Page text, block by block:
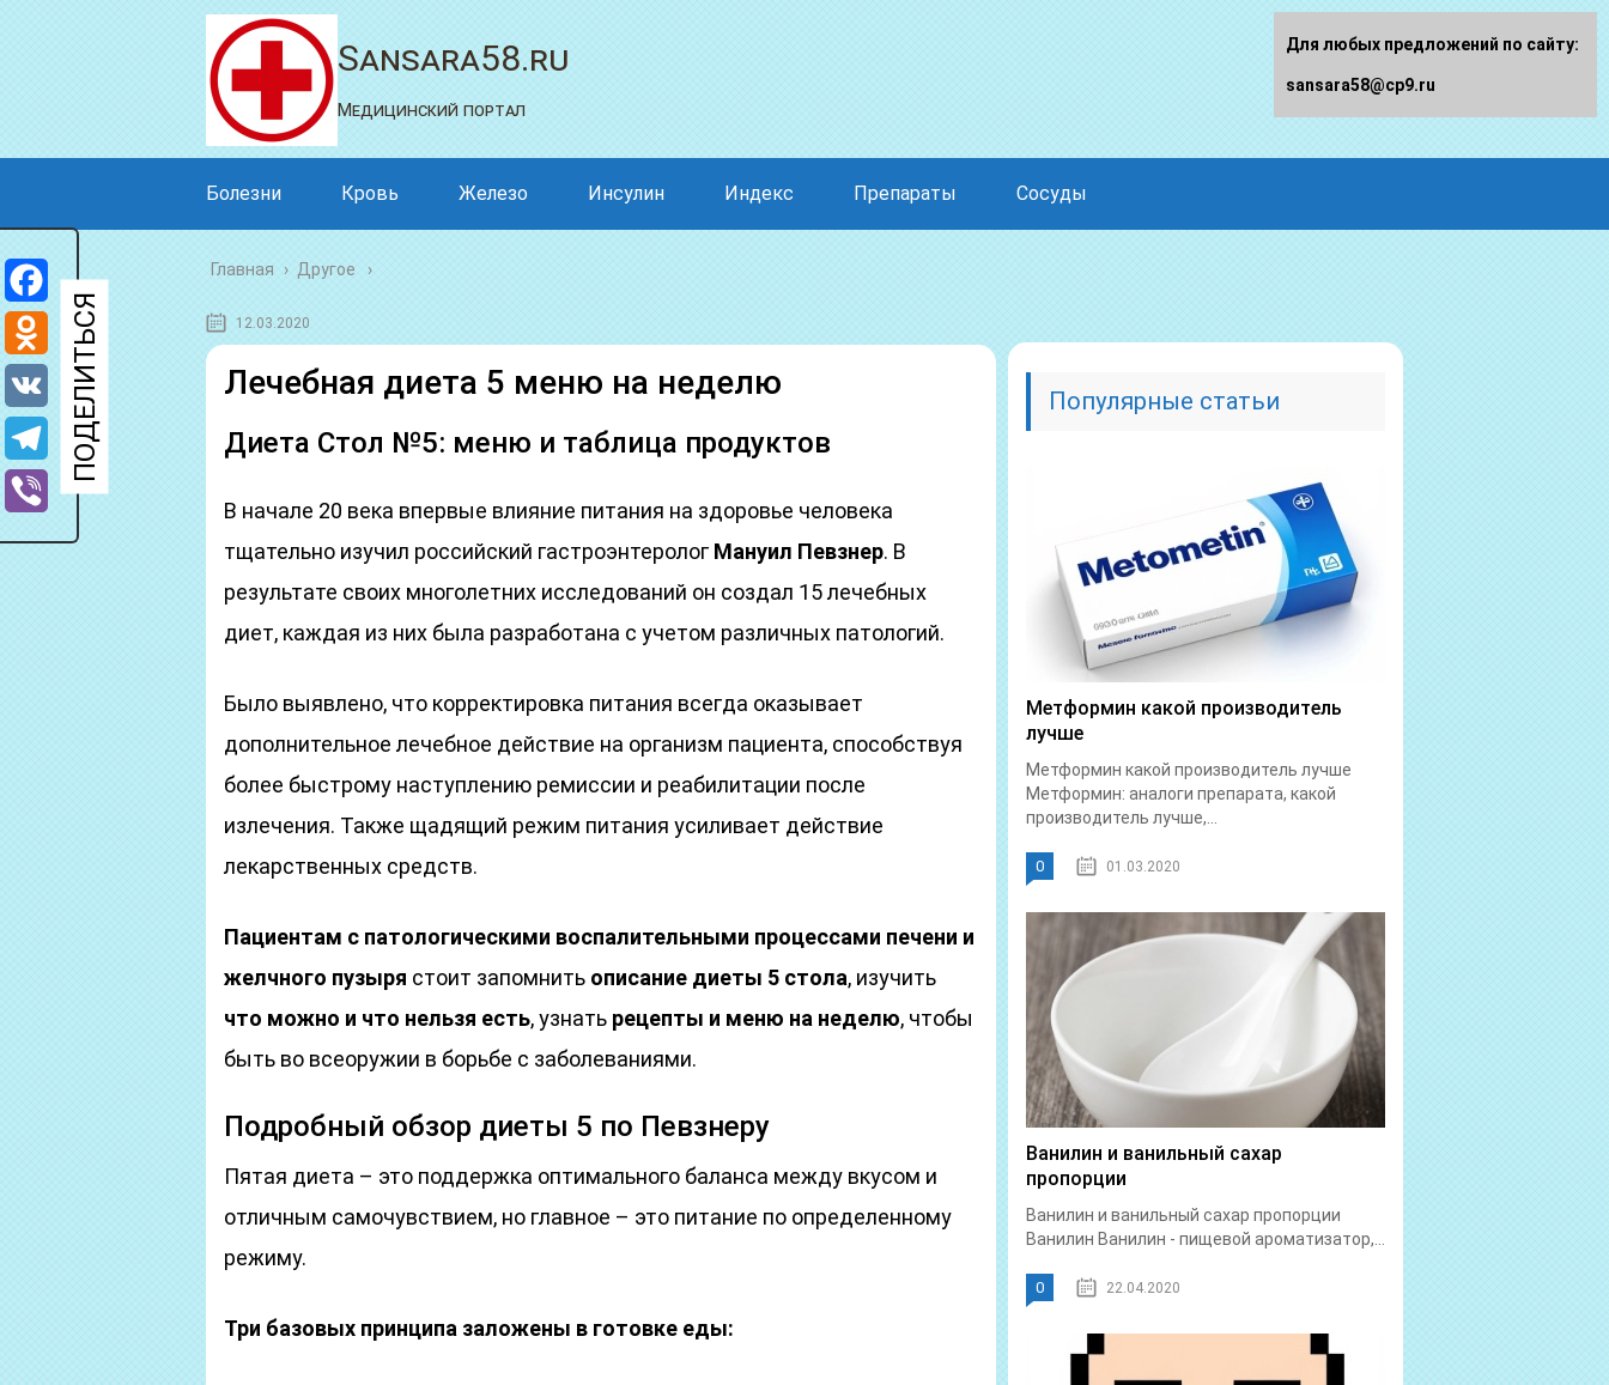
Sansara58.ru
Медицинский портал
Болезни Кровь Железо Инсулин Индекс Препараты Сосуды
Главная › Другое
12.03.2020
Лечебная диета 5 меню на неделю
Диета Стол №5: меню и таблица продуктов
В начале 20 века впервые влияние питания на здоровье человека
тщательно изучил российский гастроэнтеролог Мануил Певзнер. В
результате своих многолетних исследований он создал 15 лечебных
диет, каждая из них была разработана с учетом различных патологий.
Было выявлено, что корректировка питания всегда оказывает
дополнительное лечебное действие на организм пациента, способствуя
более быстрому наступлению ремиссии и реабилитации после
излечения. Также щадящий режим питания усиливает действие
лекарственных средств.
Пациентам с патологическими воспалительными процессами печени и
желчного пузыря стоит запомнить описание диеты 5 стола, изучить
что можно и что нельзя есть, узнать рецепты и меню на неделю, чтобы
быть во всеоружии в борьбе с заболеваниями.
Подробный обзор диеты 5 по Певзнеру
Пятая диета – это поддержка оптимального баланса между вкусом и
отличным самочувствием, но главное – это питание по определенному
режиму.
Три базовых принципа заложены в готовке еды:
Популярные статьи
Метформин какой производитель
лучше
Метформин какой производитель лучше
Метформин: аналоги препарата, какой
производитель лучше,...
0 01.03.2020
Ванилин и ванильный сахар
пропорции
Ванилин и ванильный сахар пропорции
Ванилин Ванилин - пищевой ароматизатор,...
0 22.04.2020
Facebook
Odnoklassniki
VK
Telegram
Viber
Для любых предложений по сайту:
sansara58@cp9.ru